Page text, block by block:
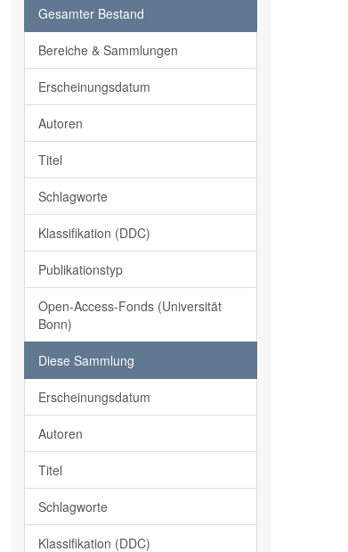
Gesamter Bestand
Bereiche & Sammlungen
Erscheinungsdatum
Autoren
Titel
Schlagworte
Klassifikation (DDC)
Publikationstyp
Open-Access-Fonds (Universität
Bonn)
Diese Sammlung
Erscheinungsdatum
Autoren
Titel
Schlagworte
Klassifikation (DDC)